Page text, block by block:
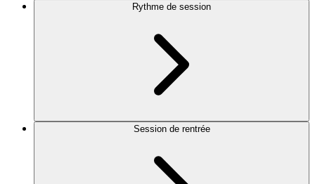
Rythme de session
Session de rentrée